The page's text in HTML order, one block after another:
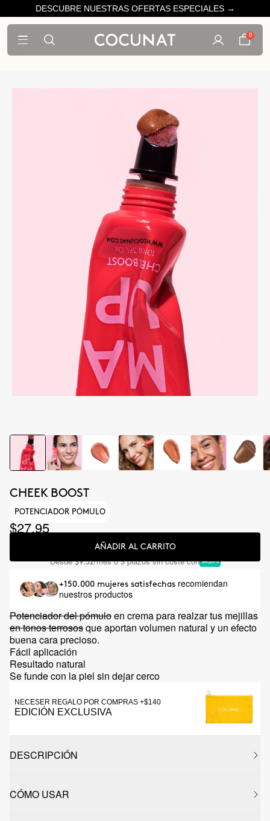
DESCUBRE NUESTRAS OFERTAS ESPECIALES →
0
CHEEK BOOST
POTENCIADOR PÓMULO
$27.95
AÑADIR AL CARRITO
Desde$9.32/mes o 3 plazos sin coste con
+150.000 mujeres satisfechas recomiendan
nuestros productos
Potenciador del pómuloen crema para realzar tus mejillas
en tonos terrososque aportan volumen natural y un efecto
buena cara precioso.
Fácil aplicación
Resultado natural
Se funde con la piel sin dejar cerco
NECESER REGALO POR COMPRAS +$140
EDICIÓN EXCLUSIVA
DESCRIPCIÓN
CÓMO USAR